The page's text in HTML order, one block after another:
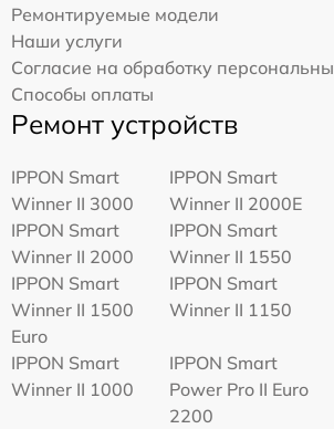
Ремонтируемые модели
Наши услуги
Согласие на обработку
Способы оплаты
Ремонт устройств
IPPON Smart
Winner II 3000
IPPON Smart
Winner II 2000E
IPPON Smart
Winner II 2000
IPPON Smart
Winner II 1550
IPPON Smart
Winner II 1500
Euro
IPPON Smart
Winner II 1150
IPPON Smart
Winner II 1000
IPPON Smart
Power Pro II Euro
2200